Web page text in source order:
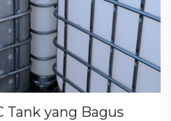
Tank yang Bagus